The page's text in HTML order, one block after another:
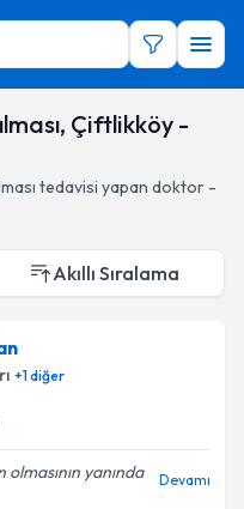
Çiftlikköy -
tedavisi yapan doktor -
Akıllı Sıralama
+1diğer
yanında
Devamı